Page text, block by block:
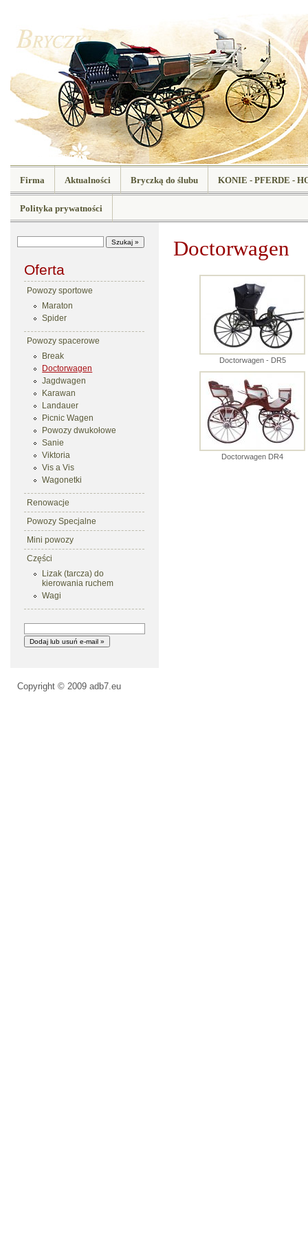
Powozy spacerowe
Firma Aktualności Bryczką do ślubu KONIE - PFERDE -
Polityka prywatności
Oferta
Powozy sportowe
Maraton
Spider
Powozy spacerowe
Break
Doctorwagen
Jagdwagen
Karawan
Landauer
Picnic Wagen
Powozy dwukołowe
Sanie
Viktoria
Vis a Vis
Wagonetki
Renowacje
Powozy Specjalne
Mini powozy
Części
Lizak (tarcza) do
kierowania ruchem
Wagi
Doctorwagen
Doctorwagen - DR5
Doctorwagen DR4
Copyright © 2009 adb7.eu